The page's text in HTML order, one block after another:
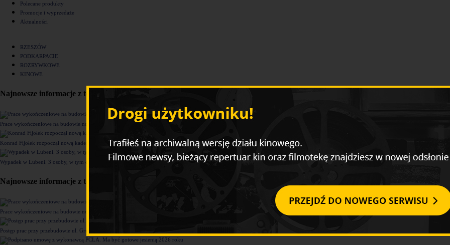
Polecane produkty
Promocje i wyprzedaże
Aktualności
RZESZÓW
PODKARPACIE
ROZRYWKOWE
KINOWE
Najnowsze informacje z tego działu
Prace wykończeniowe na budowie nowego komisariatu Policji w Rzeszowie [ZDJĘCIA]
Konrad Fijołek rozpoczął nową kadencję. "Chcę rozwijać 4 filary funkcjonowania miasta"
Wypadek w Lubeni. 3 osoby, w tym dziecko trafiły do szpitala
Najnowsze informacje z tego działu
Prace wykończeniowe na budowie nowego komisariatu Policji w Rzeszowie [ZDJĘCIA]
Postęp prac przy przebudowie ul. Grunwaldzkiej [ZDJĘCIA]